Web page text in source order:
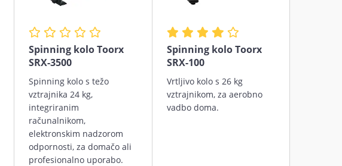
Spinning kolo Toorx
SRX-3500
Spinning kolo s težo
vztrajnika 24 kg,
integriranim
računalnikom,
elektronskim nadzorom
odpornosti, za domačo ali
profesionalno uporabo.
Spinning kolo Toorx
SRX-100
Vrtljivo kolo s 26 kg
vztrajnikom, za aerobno
vadbo doma.